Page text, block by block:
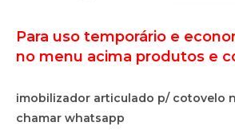
Para uso temporário e
no menu acima produtos e
imobilizador articulado p/ cotovelo
chamar whatsapp